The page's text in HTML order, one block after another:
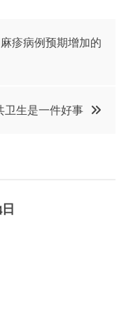
疹病例预期增加的
卫生是一件好事